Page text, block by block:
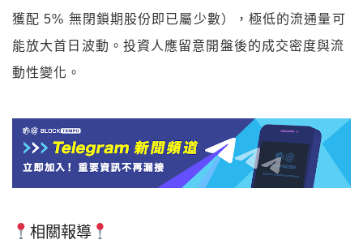
獲配 5% 無閉鎖期股份即已屬少數），極低的流通量可
能放大首日波動。投資人應留意開盤後的成交密度與流
動性變化。
相關報導